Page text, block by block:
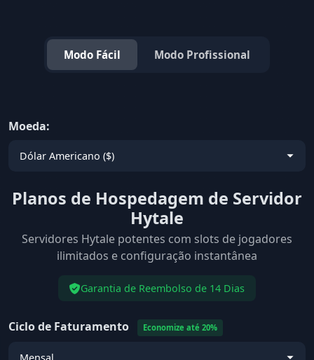
Modo Fácil Modo Profissional
Moeda:
Planos de Hospedagem de Servidor
Hytale
Servidores Hytale potentes com slots de jogadores
ilimitados e configuração instantânea
Garantia de Reembolso de 14 Dias
Ciclo de Faturamento Economize até 20%